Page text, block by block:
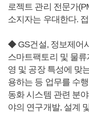
로젝트 관리 전문가
소지자는 우대한다.
◆ GS건설, 정보제어
스마트팩토리 및 물류
영 및 공장 특성에 맞
용하는 등 업무를 수
동화 시스템 관련 분
야의 연구개발, 설계